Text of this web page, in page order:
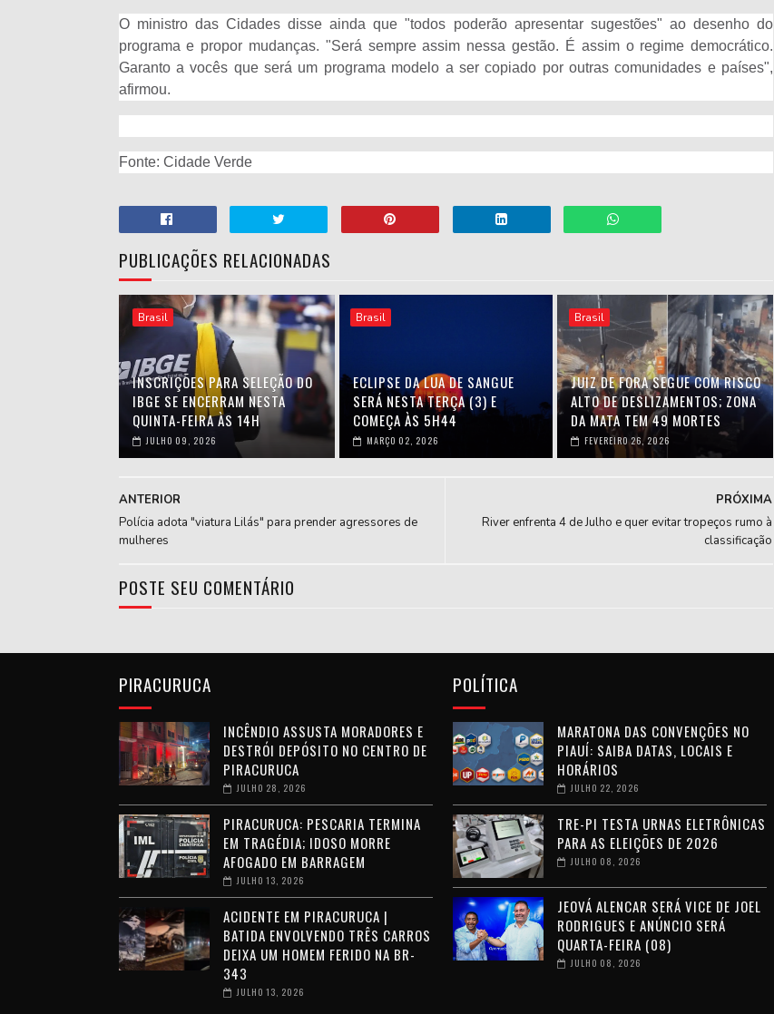
O ministro das Cidades disse ainda que "todos poderão apresentar sugestões" ao desenho do
programa e propor mudanças. "Será sempre assim nessa gestão. É assim o regime democrático.
Garanto a vocês que será um programa modelo a ser copiado por outras comunidades e países",
afirmou.
Fonte: Cidade Verde
PUBLICAÇÕES RELACIONADAS
Brasil
INSCRIÇÕES PARA SELEÇÃO DO
IBGE SE ENCERRAM NESTA
QUINTA-FEIRA ÀS 14H
JULHO 09, 2026
Brasil
ECLIPSE DA LUA DE SANGUE
SERÁ NESTA TERÇA (3) E
COMEÇA ÀS 5H44
MARÇO 02, 2026
Brasil
JUIZ DE FORA SEGUE COM RISCO
ALTO DE DESLIZAMENTOS; ZONA
DA MATA TEM 49 MORTES
FEVEREIRO 26, 2026
PRÓXIMA
River enfrenta 4 de Julho e quer evitar tropeços rumo à
classificação
ANTERIOR
Polícia adota "viatura Lilás" para prender agressores de
mulheres
POSTE SEU COMENTÁRIO
PIRACURUCA
INCÊNDIO ASSUSTA MORADORES E
DESTRÓI DEPÓSITO NO CENTRO DE
PIRACURUCA
JULHO 28, 2026
PIRACURUCA: PESCARIA TERMINA
EM TRAGÉDIA; IDOSO MORRE
AFOGADO EM BARRAGEM
JULHO 13, 2026
ACIDENTE EM PIRACURUCA |
BATIDA ENVOLVENDO TRÊS CARROS
DEIXA UM HOMEM FERIDO NA BR-
343
JULHO 13, 2026
POLÍTICA
MARATONA DAS CONVENÇÕES NO
PIAUÍ: SAIBA DATAS, LOCAIS E
HORÁRIOS
JULHO 22, 2026
TRE-PI TESTA URNAS ELETRÔNICAS
PARA AS ELEIÇÕES DE 2026
JULHO 08, 2026
JEOVÁ ALENCAR SERÁ VICE DE JOEL
RODRIGUES E ANÚNCIO SERÁ
QUARTA-FEIRA (08)
JULHO 08, 2026